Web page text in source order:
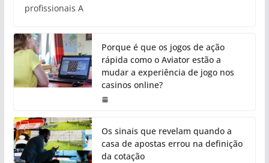
profissionais A
Porque é que os jogos de ação
rápida como o Aviator estão a
mudar a experiência de jogo nos
casinos online?
Os sinais que revelam quando a
casa de apostas errou na definição
da cotação